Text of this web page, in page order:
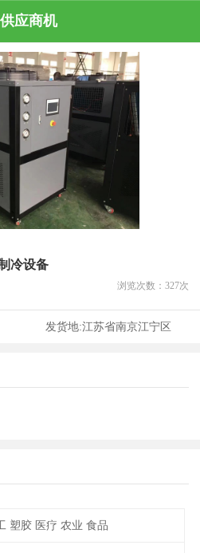
供应商机
冷设备
浏览次数： 327次
发货地:江苏省南京江宁区
塑胶 医疗 农业 食品